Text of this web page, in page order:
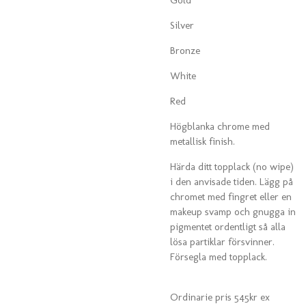
Silver
Bronze
White
Red
Högblanka chrome med
metallisk finish.
Härda ditt topplack (no wipe)
i den anvisade tiden. Lägg på
chromet med fingret eller en
makeup svamp och gnugga in
pigmentet ordentligt så alla
lösa partiklar försvinner.
Försegla med topplack.
Ordinarie pris 545kr ex